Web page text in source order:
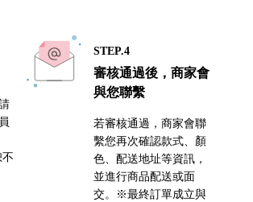
STEP.4
審核通過後，商家會
與您聯繫
若審核通過，商家會聯
繫您再次確認款式、顏
色、配送地址等資訊，
並進行商品配送或面
交。※最終訂單成立與